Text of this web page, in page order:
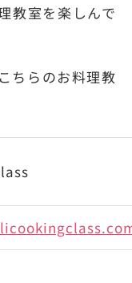
教室を楽しんで
ちらのお料理教